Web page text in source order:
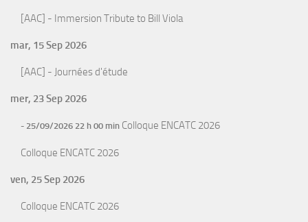
[AAC] - Immersion Tribute to Bill Viola
mar, 15 Sep 2026
[AAC] - Journées d'étude
mer, 23 Sep 2026
- 25/09/2026 22 h 00 min Colloque ENCATC 2026
Colloque ENCATC 2026
ven, 25 Sep 2026
Colloque ENCATC 2026